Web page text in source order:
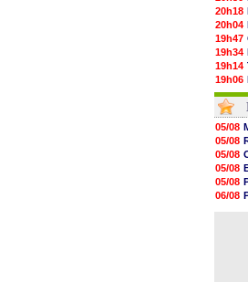
20h18
20h04
19h47
19h34
19h14
19h06
18h50
18h30
18h20
17h58
17h47
17h34
17h22
17h10
16h59
05/08
05/08
05/08
05/08
05/08
06/08